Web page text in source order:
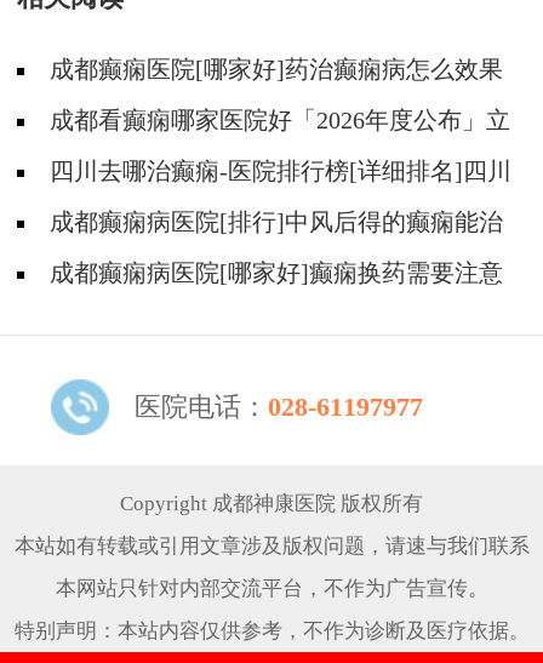
成都癫痫医院[哪家好]药治癫痫病怎么效果
好?成都看癫痫哪家医院好「2026年度公布」立
冬后癫痫病人应多注意什么?
四川去哪治癫痫-医院排行榜[详细排名]四川
哪儿能有效治疗癫痫?
成都癫痫病医院[排行]中风后得的癫痫能治
吗
成都癫痫病医院[哪家好]癫痫换药需要注意
医院电话： 028-61197977
Copyright 成都神康医院 版权所有
本站如有转载或引用文章涉及版权问题，请速与我们联系
本网站只针对内部交流平台，不作为广告宣传。
特别声明：本站内容仅供参考，不作为诊断及医疗依据。